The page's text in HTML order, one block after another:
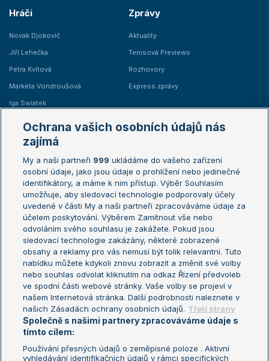
Hráči
Novak Djokovič
Jiří Lehečka
Petra Kvitová
Markéta Vondroušová
Iga Swiatek
Zprávy
Aktuality
Tenisová Previews
Rozhovory
Express zprávy
Žebříčky
Žebříček ATP (muži)
Žebříček WTA (ženy)
Sázkařský žebříček
Australian Open
French Open
Wimbledon
US Open
Turnaj mistrů
Turnaj mistryň
Aktualní trendy
Fotbalové přestupy
Livesport Daily
LS Prague Open
Ochrana vašich osobních údajů nás
zajímá
My a naši partneři 999 ukládáme do vašeho zařízení
osobní údaje, jako jsou údaje o prohlížení nebo jedinečné
identifikátory, a máme k nim přístup. Výběr Souhlasím
umožňuje, aby sledovací technologie podporovaly účely
uvedené v části My a naši partneři zpracováváme údaje za
účelem poskytování. Výběrem Zamítnout vše nebo
odvoláním svého souhlasu je zakážete. Pokud jsou
sledovací technologie zakázány, některé zobrazené
obsahy a reklamy pro vás nemusí být tolik relevantní. Tuto
nabídku můžete kdykoli znovu zobrazit a změnit své volby
nebo souhlas odvolat kliknutím na odkaz Řízení předvoleb
ve spodní části webové stránky. Vaše volby se projeví v
našem Internetová stránka. Další podrobnosti naleznete v
našich Zásadách ochrany osobních údajů. Třetí strany
Společně s našimi partnery zpracováváme údaje s
tímto cílem:
Používání přesných údajů o zeměpisné poloze . Aktivní
vyhledávání identifikačních údajů v rámci specifických